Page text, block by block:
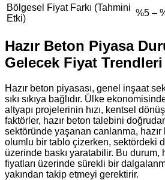
Bölgesel Fiyat Farkı (Tahmini
Etki)
%5 –
Hazır Beton Piyasa
Gelecek Fiyat Trendleri
Hazır beton piyasası, genel inşaat
sıkı sıkıya bağlıdır. Ülke
altyapı projelerinin hızı, kentsel
faktörler, hazır beton talebini
sektöründe yaşanan canlanma,
olumlu bir tablo çizerken, sektördeki
üzerinde baskı yaratabilir. Bu durum,
fiyatları üzerinde sürekli bir
yakından takip etmeyi gerektirir.